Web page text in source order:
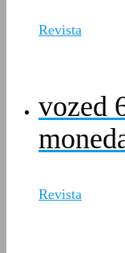
Revista
vozed
Revista